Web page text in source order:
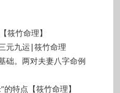
筱竹命理】
元九运|筱竹命理
础。两对夫妻八字命例
特点【筱竹命理】